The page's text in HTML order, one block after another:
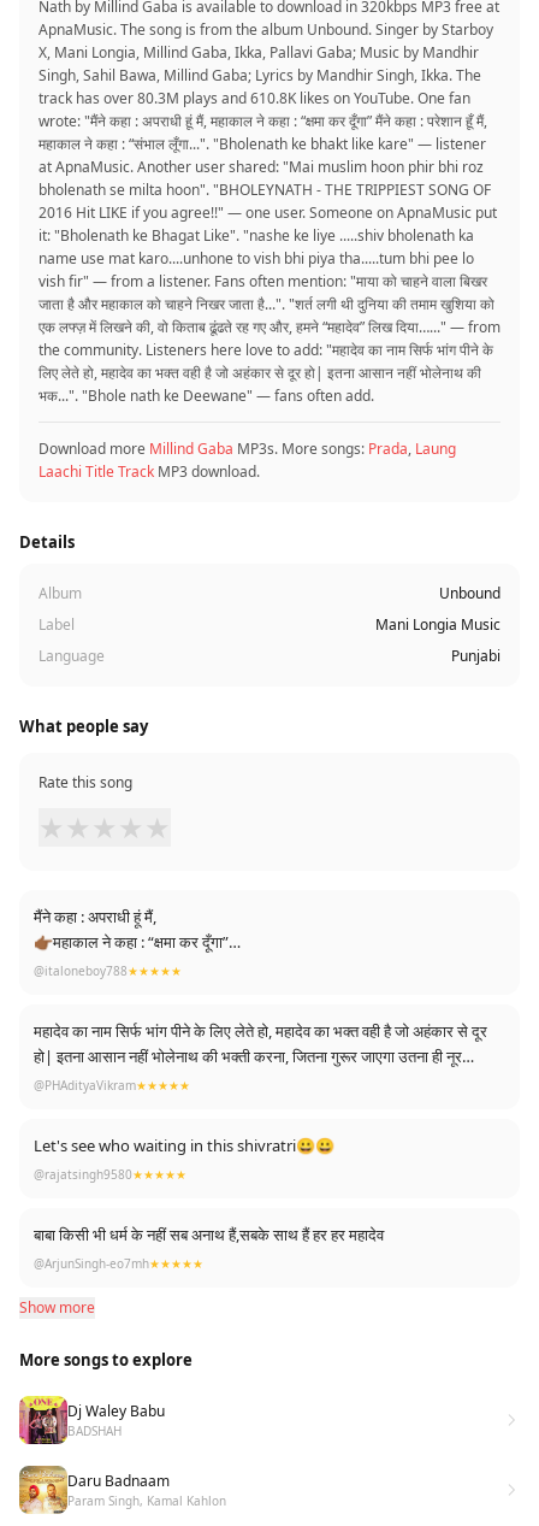
Nath by Millind Gaba is available to download in 320kbps MP3 free at
ApnaMusic. The song is from the album Unbound. Singer by Starboy
X, Mani Longia, Millind Gaba, Ikka, Pallavi Gaba; Music by Mandhir
Singh, Sahil Bawa, Millind Gaba; Lyrics by Mandhir Singh, Ikka. The
track has over 80.3M plays and 610.8K likes on YouTube. One fan
wrote: "मैंने कहा : अपराधी हूं मैं, महाकाल ने कहा : “क्षमा कर दूँगा” मैंने कहा : परेशान हूँ मैं,
महाकाल ने कहा : “संभाल लूँगा...". "Bholenath ke bhakt like kare" — listener
at ApnaMusic. Another user shared: "Mai muslim hoon phir bhi roz
bholenath se milta hoon". "BHOLEYNATH - THE TRIPPIEST SONG OF
2016 Hit LIKE if you agree!!" — one user. Someone on ApnaMusic put
it: "Bholenath ke Bhagat Like". "nashe ke liye .....shiv bholenath ka
name use mat karo....unhone to vish bhi piya tha.....tum bhi pee lo
vish fir" — from a listener. Fans often mention: "माया को चाहने वाला बिखर
जाता है और महाकाल को चाहने निखर जाता है...". "शर्त लगी थी दुनिया की तमाम खुशिया को
एक लफ्ज़ में लिखने की, वो किताब ढूंढते रह गए और, हमने “महादेव” लिख दिया…..." — from
the community. Listeners here love to add: "महादेव का नाम सिर्फ भांग पीने के
लिए लेते हो, महादेव का भक्त वही है जो अहंकार से दूर हो| इतना आसान नहीं भोलेनाथ की
भक...". "Bhole nath ke Deewane" — fans often add.
Download more Millind Gaba MP3s. More songs: Prada, Laung
Laachi Title Track MP3 download.
Details
Album
Unbound
Label
Mani Longia Music
Language
Punjabi
What people say
Rate this song
★ ★ ★ ★ ★
मैंने कहा : अपराधी हूं मैं,
👉🏾महाकाल ने कहा : “क्षमा कर दूँगा”
👤मैंने कहा : परेशान हूँ मैं,
👤मैने कहा : अकेला हूँ मैं
👉🏾महाकाल ने कहा : ‘साथ हूँ मैं”
👤और मैंने कहा :
“आज बहुत उदास हूँ मैं”
“नजर उठा के तो देख,
तेरे आस पास हूँ मैं…!” 💐 Jay Mahakal 💐🙏🏻
@italoneboy788★★★★★
महादेव का नाम सिर्फ भांग पीने के लिए लेते हो, महादेव का भक्त वही है जो अहंकार से दूर
हो| इतना आसान नहीं भोलेनाथ की भक्ती करना, जितना गुरूर जाएगा उतना ही नूर
आएगा|
@PHAdityaVikram★★★★★
Let's see who waiting in this shivratri😀😀
@rajatsingh9580★★★★★
बाबा किसी भी धर्म के नहीं सब अनाथ हैं,सबके साथ हैं हर हर महादेव
@ArjunSingh-eo7mh★★★★★
Show more
More songs to explore
Dj Waley Babu
BADSHAH
Daru Badnaam
Param Singh, Kamal Kahlon